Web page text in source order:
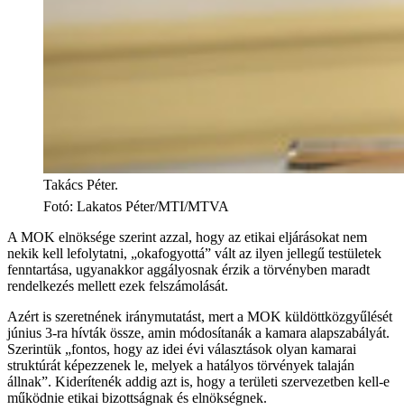
Takács Péter.
Fotó: Lakatos Péter/MTI/MTVA
A MOK elnöksége szerint azzal, hogy az etikai eljárásokat nem
nekik kell lefolytatni, „okafogyottá” vált az ilyen jellegű testületek
fenntartása, ugyanakkor aggályosnak érzik a törvényben maradt
rendelkezés mellett ezek felszámolását.
Azért is szeretnének iránymutatást, mert a MOK küldöttközgyűlését
június 3-ra hívták össze, amin módosítanák a kamara alapszabályát.
Szerintük „fontos, hogy az idei évi választások olyan kamarai
struktúrát képezzenek le, melyek a hatályos törvények talaján
állnak”. Kiderítenék addig azt is, hogy a területi szervezetben kell-e
működnie etikai bizottságnak és elnökségnek.